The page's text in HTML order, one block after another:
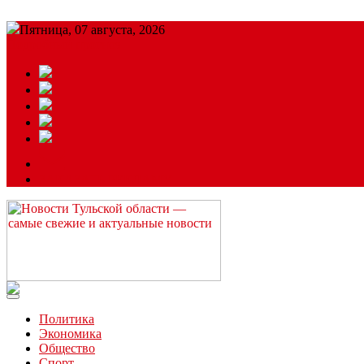
Пятница, 07 августа, 2026
Читайте последние новости дня в Тульской области на сайте
Политика
Экономика
Общество